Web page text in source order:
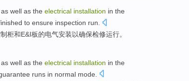
as well as the electrical installation in the
to ensure inspection run
柜和E&I板的电气安装以确保检修运行。
as well as the electrical installation in the
runs in normal mode.